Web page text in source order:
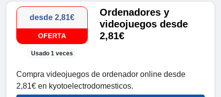
desde 2,81€
OFERTA
Usado 1 veces
Ordenadores y
videojuegos desde
2,81€
Compra videojuegos de ordenador online desde
2,81€ en kyotoelectrodomesticos.